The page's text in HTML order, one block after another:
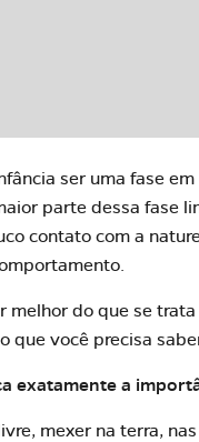
ser uma fase
parte dessa fase
contato com a
melhor do que se
que você precisa
exatamente a
mexer na terra,